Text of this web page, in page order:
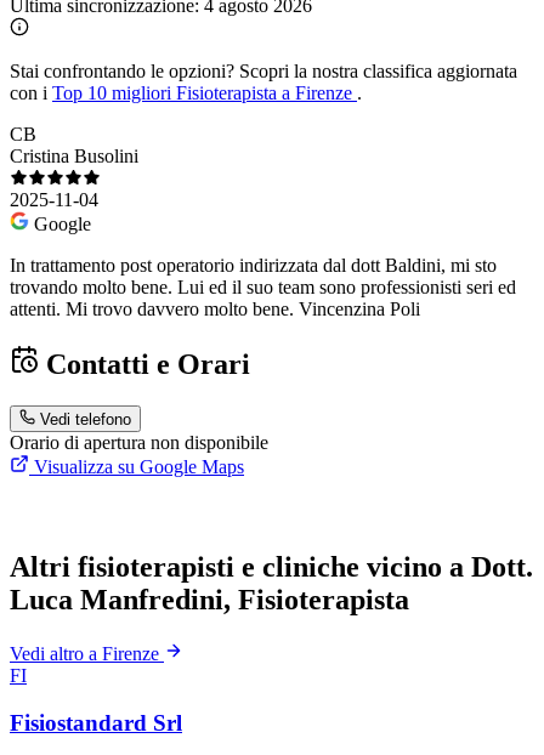
Ultima sincronizzazione: 4 agosto 2026
Stai confrontando le opzioni? Scopri la nostra classifica aggiornata
con i Top 10 migliori Fisioterapista a Firenze .
CB
Cristina Busolini
2025-11-04
Google
In trattamento post operatorio indirizzata dal dott Baldini, mi sto
trovando molto bene. Lui ed il suo team sono professionisti seri ed
attenti. Mi trovo davvero molto bene. Vincenzina Poli
Contatti e Orari
Vedi telefono
Orario di apertura non disponibile
Visualizza su Google Maps
Altri fisioterapisti e cliniche vicino a Dott.
Luca Manfredini, Fisioterapista
Vedi altro a Firenze
FI
Fisiostandard Srl